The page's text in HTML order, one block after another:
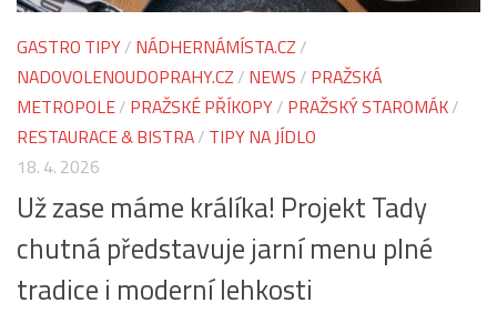
GASTRO TIPY/ NÁDHERNÁMÍSTA.CZ /
NADOVOLENOUDOPRAHY.CZ / NEWS / PRAŽSKÁ
METROPOLE/ PRAŽSKÉ PŘÍKOPY/ PRAŽSKÝ STAROMÁK/
RESTAURACE & BISTRA/ TIPY NA JÍDLO
18. 4. 2026
Už zase máme králíka! Projekt Tady
chutná představuje jarní menu plné
tradice i moderní lehkosti